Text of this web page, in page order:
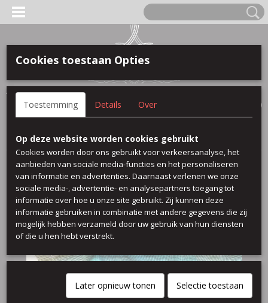
Anmelden Registrieren
(0)
Startseite>Viscose Printed> Moti
Cookies toestaan Opties
Toestemming Details Over
Op deze website worden cookies gebruikt
Cookies worden door ons gebruikt voor verkeersanalyse, het
aanbieden van sociale media-functies en het personaliseren
van informatie en advertenties. Daarnaast verlenen we onze
sociale media-, advertentie- en analysepartners toegang tot
informatie over hoe u onze site gebruikt. Zij kunnen deze
informatie gebruiken in combinatie met andere gegevens die zij
mogelijk hebben verzameld door uw gebruik van hun diensten
of die u hen hebt verstrekt.
Later opnieuw tonen Selectie toestaan